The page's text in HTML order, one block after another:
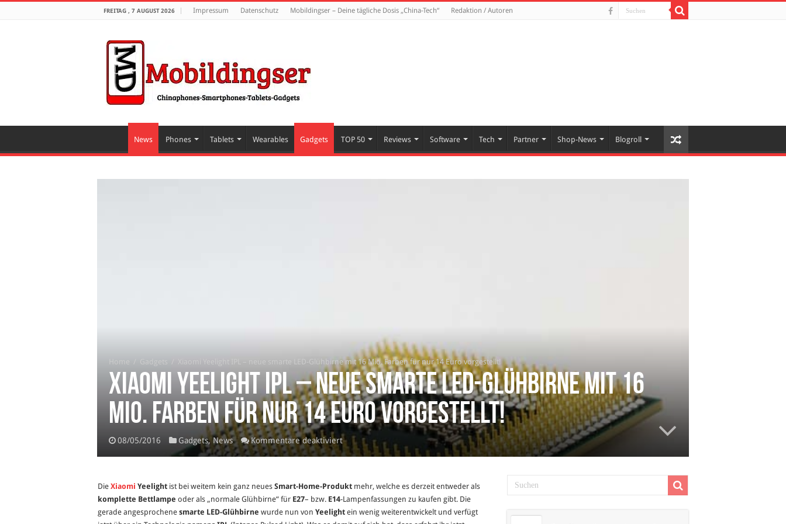
FREITAG , 7 AUGUST 2026 Impressum Datenschutz Mobildingser – Deine tägliche Dosis „China-Tech“ Redaktion / Autoren
News Phones Tablets Wearables Gadgets TOP 50 Reviews Software Tech Partner Shop-News Blogroll
Home / Gadgets / Xiaomi Yeelight IPL – neue smarte LED-Glühbirne mit 16 Mio. Farben für nur 14 Euro vorgestellt!
Xiaomi Yeelight IPL – neue smarte LED-Glühbirne mit 16
Mio. Farben für nur 14 Euro vorgestellt!
08/05/2016 Gadgets, News Kommentare deaktiviertfür
Xiaomi
–
neue
smarte
Die Xiaomi Yeelight ist bei weitem kein ganz neues Smart-Home-Produkt mehr, welche es derzeit entweder als
komplette Bettlampe oder als „normale Glühbirne“ für E27– bzw. E14-Lampenfassungen zu kaufen gibt. Die
gerade angesprochene smarte LED-Glühbirne wurde nun von Yeelight ein wenig weiterentwickelt und verfügt